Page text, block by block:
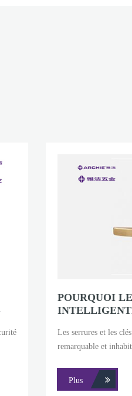
POURQUOI
CHAMBRES
Les serrures et les
remarquable et
Plus